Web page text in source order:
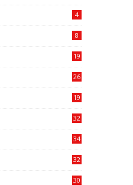
4
8
19
26
19
32
34
32
30